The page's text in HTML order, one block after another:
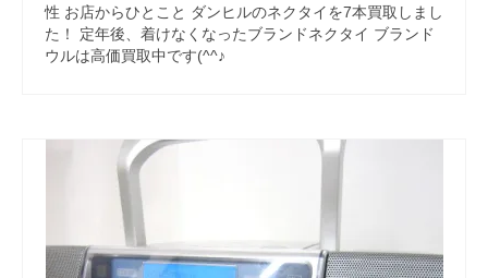
性 お店からひとこと ダンヒルのネクタイを7本買取しまし
た！ 定年後、着けなくなったブランドネクタイ ブランド
ウルは高価買取中です(^^♪